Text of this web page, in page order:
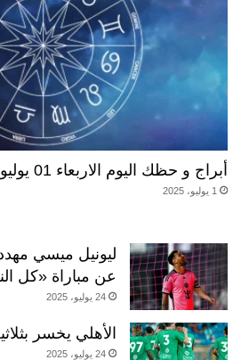
أبراج و حظك اليوم الاربعاء 01 يوليو 2025
1 يوليو، 2025
ليونيل ميسي
عن مباراة «كل
24 يوليو، 2025
الأهلي يخسر
24 يوليو، 2025